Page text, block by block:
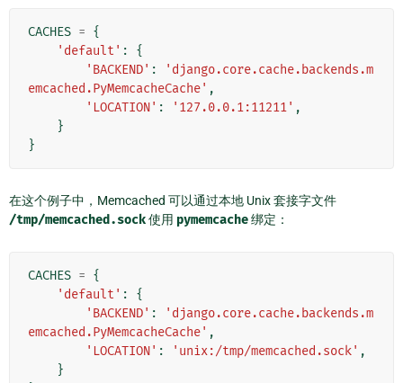
CACHES = {
'default' :
{
'BACKEND' :
'django.core.cache.backends.m
emcached.PyMemcacheCache' ,
'LOCATION' : '127.0.0.1:11211' ,
}
}
在这个例子中，Memcached 可以通过本地 Unix 套接字文件
/tmp/memcached.sock使用 pymemcache绑定：
CACHES = {
'default' :
{
'BACKEND' :
'django.core.cache.backends.m
emcached.PyMemcacheCache' ,
'LOCATION' : 'unix:/tmp/memcached.sock' ,
}